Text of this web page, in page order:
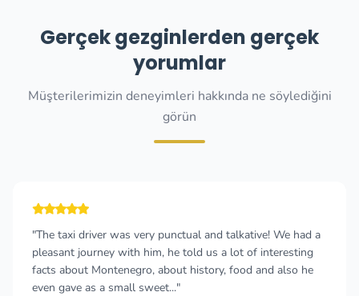
Gerçek gezginlerden gerçek
yorumlar
Müşterilerimizin deneyimleri hakkında ne söylediğini
görün
"The taxi driver was very punctual and talkative! We had a
pleasant journey with him, he told us a lot of interesting
facts about Montenegro, about history, food and also he
even gave as a small sweet..."